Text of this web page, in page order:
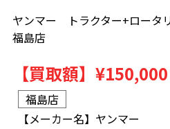
ヤンマー トラクター+ロータ
福島店
【買取額】 ¥150,000
福島店
【メーカー名】 ヤンマー